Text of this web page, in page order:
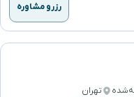
رزرو مشاوره
تهران